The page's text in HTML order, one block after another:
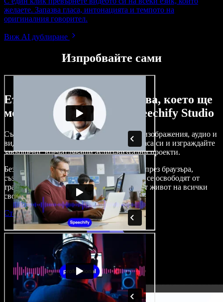
желаете. Запазва гласа, интонацията и темпото на
оригиналния говорител.
Виж AI дублиране
Изпробвайте сами
Ето само малка част от това, което ще
можете да правите със Speechify Studio
Създавайте дублажи, добавяйте стокови изображения, аудио и
видео без авторски права, клонирайте гласа си и изграждайте
завършени, впечатляващи аудио-визуални проекти.
Без крива на обучение и с достъп изцяло през браузъра,
създателите на съдържание вече могат да се освободят от
традиционните ограничения и да вдъхнат живот на всички
свои креативни идеи.
Стартирай Studio